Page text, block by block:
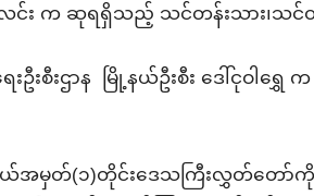
း က ဆုရရှိသည့် သင်တန်းသား၊သင်တ
းစီးဌာန မြို့နယ်ဦးစီး ဒေါ်ငုဝါရွှေ က
ယ်အမှတ်(၁)တိုင်းဒေသကြီးလွှတ်တော်ကိုယ်